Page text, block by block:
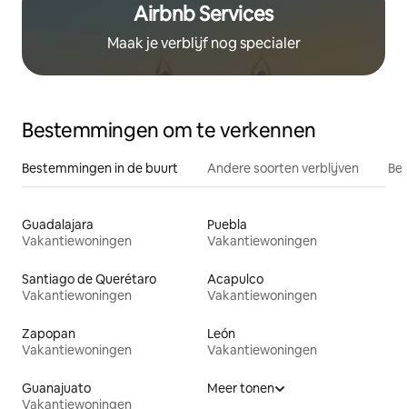
Airbnb Services
Maak je verblijf nog specialer
Bestemmingen om te verkennen
Bestemmingen in de buurt Andere soorten verblijven
Guadalajara
Vakantiewoningen
Puebla
Vakantiewoningen
Santiago de Querétaro
Vakantiewoningen
Acapulco
Vakantiewoningen
Zapopan
Vakantiewoningen
León
Vakantiewoningen
Guanajuato
Vakantiewoningen
Meer tonen